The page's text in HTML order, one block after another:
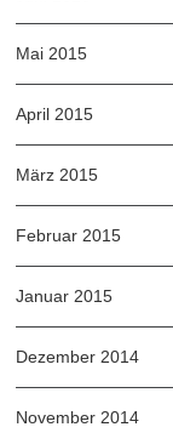
Mai 2015
April 2015
März 2015
Februar 2015
Januar 2015
Dezember 2014
November 2014